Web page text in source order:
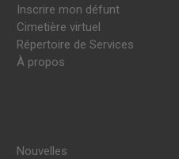
Inscrire mon défunt
Cimetière virtuel
Répertoire de Services
À propos
Nouvelles